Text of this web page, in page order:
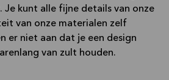
Je kunt alle fijne details van onze
van onze materialen zelf
er niet aan dat je een design
van zult houden.